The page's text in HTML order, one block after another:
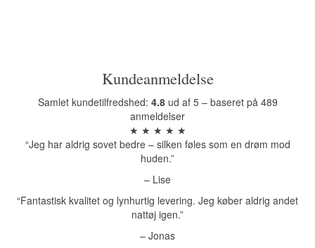
Kundeanmeldelse
Samlet kundetilfredshed: 4.8ud af 5 – baseret på 489
anmeldelser
★ ★ ★ ★ ★
“Jeg har aldrig sovet bedre – silken føles som en drøm mod
huden.”
– Lise
“Fantastisk kvalitet og lynhurtig levering. Jeg køber aldrig andet
nattøj igen.”
– Jonas